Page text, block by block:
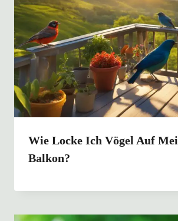
Wie Locke Ich Vögel Auf
Balkon?